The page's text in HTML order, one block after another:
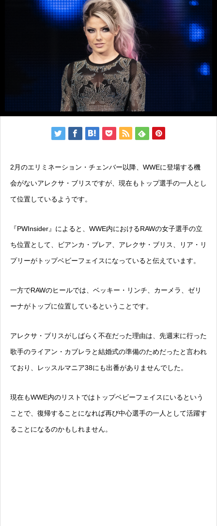
2月のエリミネーション・チェンバー以降、WWEに登場する機
会がないアレクサ・ブリスですが、現在もトップ選手の一人とし
て位置しているようです。
『PWInsider』によると、WWE内におけるRAWの女子選手の立
ち位置として、ビアンカ・ブレア、アレクサ・ブリス、リア・リ
プリーがトップベビーフェイスになっていると伝えています。
一方でRAWのヒールでは、ベッキー・リンチ、カーメラ、ゼリ
ーナがトップに位置しているということです。
アレクサ・ブリスがしばらく不在だった理由は、先週末に行った
歌手のライアン・カブレラと結婚式の準備のためだったと言われ
ており、レッスルマニア38にも出番がありませんでした。
現在もWWE内のリストではトップベビーフェイスにいるという
ことで、復帰することになれば再び中心選手の一人として活躍す
ることになるのかもしれません。